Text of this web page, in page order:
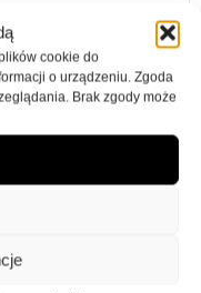
cookie do
o urządzeniu. Zgoda
Brak zgody może
Opinie (0)